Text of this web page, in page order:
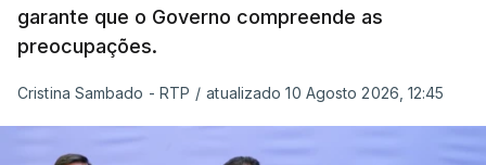
ESTE CONTEÚDO ESTÁ NESTE
MOMENTO INDISPONÍVEL
garante que o Governo compreende as
preocupações.
Cristina Sambado - RTP / atualizado 10 Agosto 2026, 12:45